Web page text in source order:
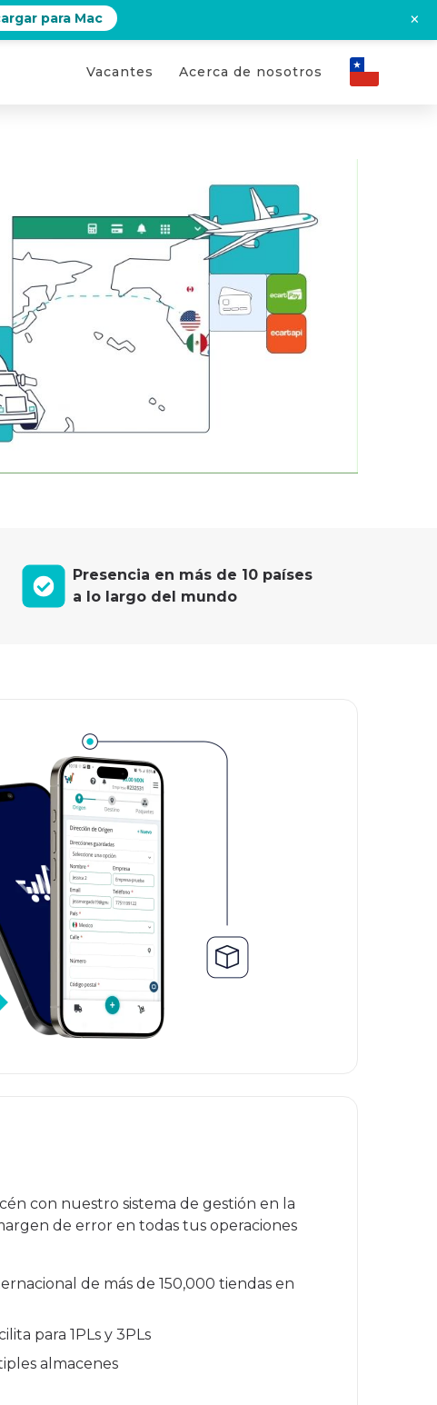
para Mac ×
Vacantes Acerca de nosotros
Presencia en más de 10 países
a lo largo del mundo
con nuestro sistema de gestión en la
de error en todas tus operaciones
de más de 150,000 tiendas en
para 1PLs y 3PLs
almacenes